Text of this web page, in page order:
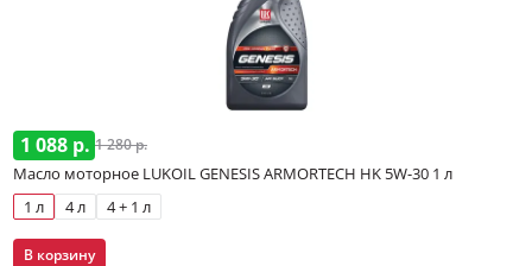
1 088 р. 1 280 р.
Масло моторное LUKOIL GENESIS ARMORTECH HK 5W-30 1 л
1 л
4 л 4 + 1 л
В корзину